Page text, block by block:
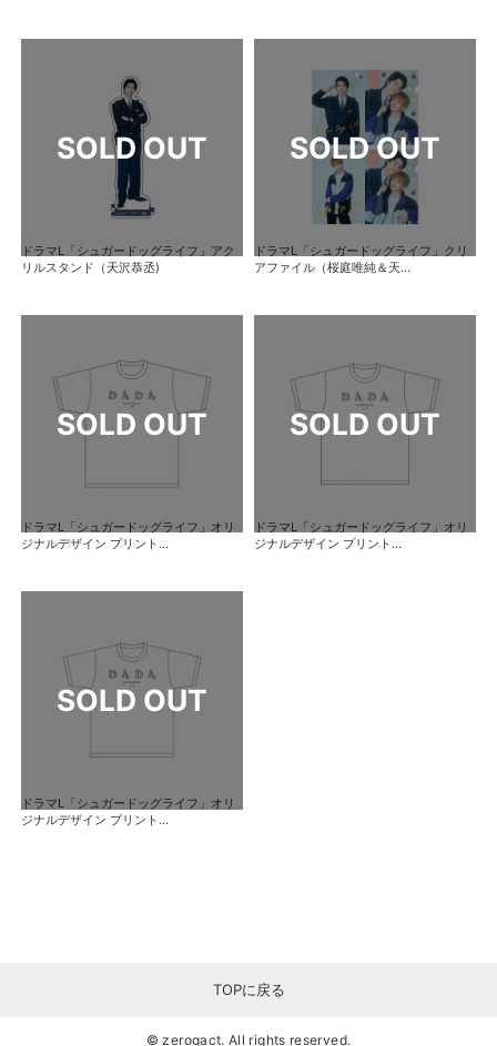
ドラマL「シュガードッグライフ」アク
リルスタンド（天沢恭丞)
ドラマL「シュガードッグライフ」クリ
アファイル（桜庭唯純＆天...
ドラマL「シュガードッグライフ」オリ
ジナルデザイン プリント...
ドラマL「シュガードッグライフ」オリ
ジナルデザイン プリント...
ドラマL「シュガードッグライフ」オリ
ジナルデザイン プリント...
TOPに戻る
© zerogact. All rights reserved.